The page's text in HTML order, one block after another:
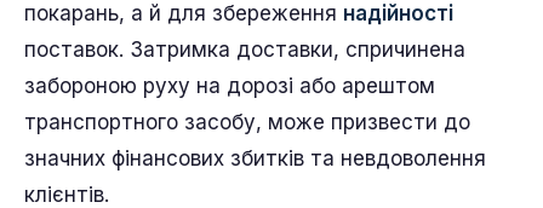
покарань, а й для збереження надійності
поставок. Затримка доставки, спричинена
забороною руху на дорозі або арештом
транспортного засобу, може призвести до
значних фінансових збитків та невдоволення
клієнтів.